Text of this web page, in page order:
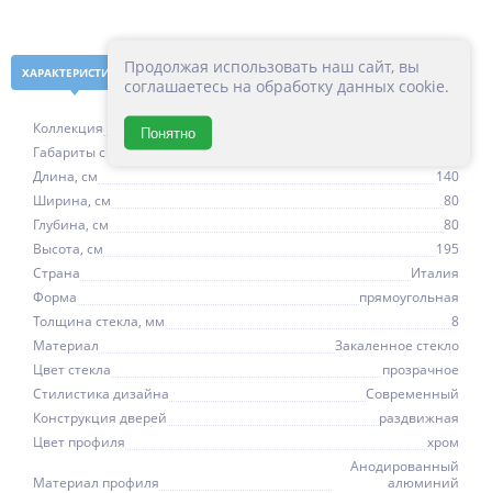
ХАРАКТЕРИСТИКИ НАЛИЧИЕ В МАГАЗИНАХ
Коллекция
Габариты с регулировками, см
Длина, см
140
Ширина, см
80
Глубина, см
80
Высота, см
195
Страна
Италия
Форма
прямоугольная
Толщина стекла, мм
8
Материал
Закаленное стекло
Цвет стекла
прозрачное
Стилистика дизайна
Современный
Конструкция дверей
раздвижная
Цвет профиля
хром
Материал профиля
Анодированный
алюминий
Продолжая использовать наш сайт, вы
соглашаетесь на обработку данных cookie.
Понятно